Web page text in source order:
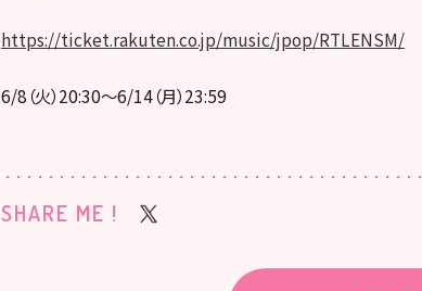
https://ticket.rakuten.co.jp/music/jpop/RTLENSM/
6/8（火）20:30～6/14（月）23:59
SHARE ME !